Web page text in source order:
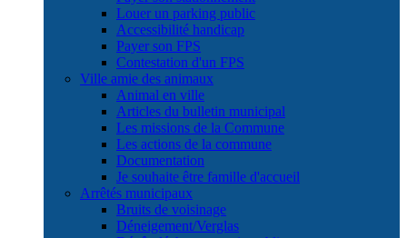
Louer un parking public
Accessibilité handicap
Payer son FPS
Contestation d'un FPS
Ville amie des animaux
Animal en ville
Articles du bulletin municipal
Les missions de la Commune
Les actions de la commune
Documentation
Je souhaite être famille d'accueil
Arrêtés municipaux
Bruits de voisinage
Déneigement/Verglas